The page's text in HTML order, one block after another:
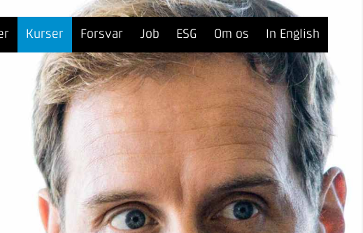
Kurser Forsvar Job ESG Om os In English